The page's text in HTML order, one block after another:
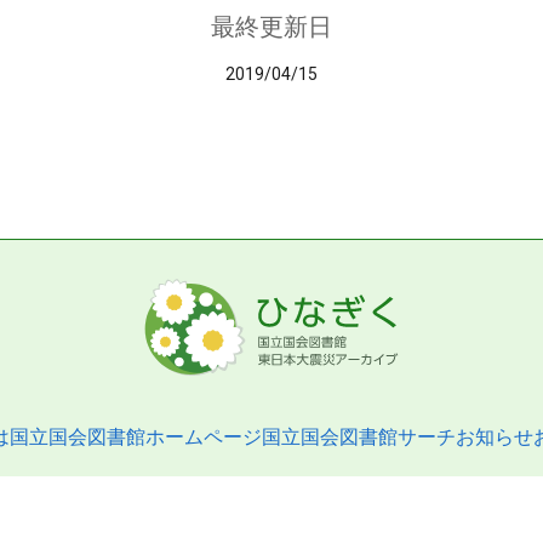
最終更新日
2019/04/15
国立国会図書館ホームページ国立国会図書館サーチお知らせ